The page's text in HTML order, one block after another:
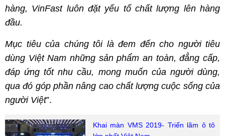
hàng, VinFast luôn đặt yếu tố chất lượng lên hàng
đầu.
Mục tiêu của chúng tôi là đem đến cho người tiêu
dùng Việt Nam những sản phẩm an toàn, đẳng cấp,
đáp ứng tốt nhu cầu, mong muốn của người dùng,
qua đó góp phần nâng cao chất lượng cuộc sống của
người Việt”.
Khai màn VMS 2019- Triển lãm ô tô